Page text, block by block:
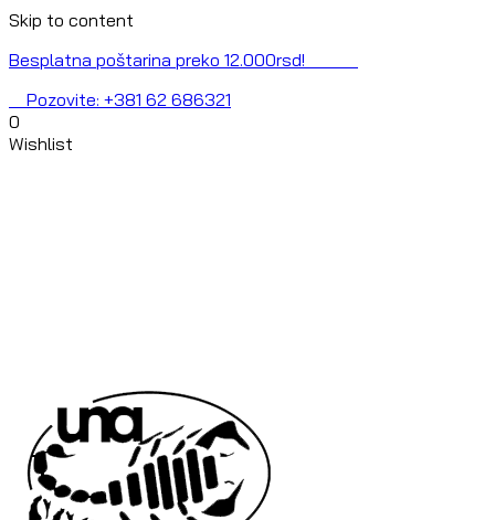
Skip to content
Besplatna poštarina preko 12.000rsd!
Pozovite: +381 62 686321
0
Wishlist